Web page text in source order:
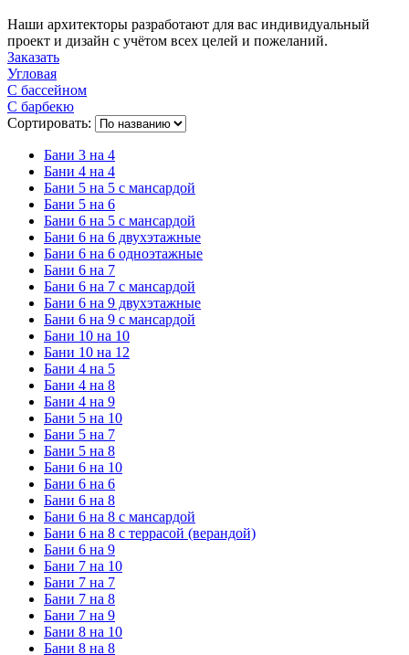
Наши архитекторы разработают для вас индивидуальный
проект и дизайн с учётом всех целей и пожеланий.
Заказать
Угловая
С бассейном
С барбекю
Сортировать:
Бани 3 на 4
Бани 4 на 4
Бани 5 на 5 с мансардой
Бани 5 на 6
Бани 6 на 5 с мансардой
Бани 6 на 6 двухэтажные
Бани 6 на 6 одноэтажные
Бани 6 на 7
Бани 6 на 7 с мансардой
Бани 6 на 9 двухэтажные
Бани 6 на 9 с мансардой
Бани 10 на 10
Бани 10 на 12
Бани 4 на 5
Бани 4 на 8
Бани 4 на 9
Бани 5 на 10
Бани 5 на 7
Бани 5 на 8
Бани 6 на 10
Бани 6 на 6
Бани 6 на 8
Бани 6 на 8 с мансардой
Бани 6 на 8 с террасой (верандой)
Бани 6 на 9
Бани 7 на 10
Бани 7 на 7
Бани 7 на 8
Бани 7 на 9
Бани 8 на 10
Бани 8 на 8